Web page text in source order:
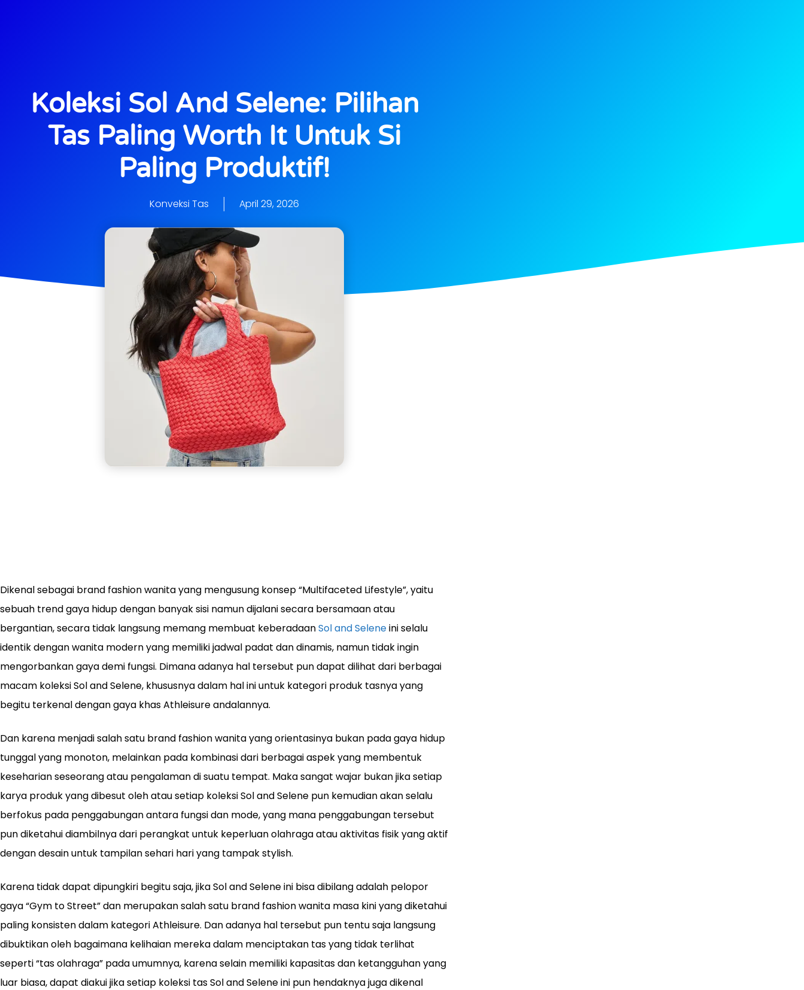
Koleksi Sol And Selene: Pilihan
Tas Paling Worth It Untuk Si
Paling Produktif!
Konveksi Tas April 29, 2026
Dikenal sebagai brand fashion wanita yang mengusung konsep “Multifaceted Lifestyle”, yaitu
sebuah trend gaya hidup dengan banyak sisi namun dijalani secara bersamaan atau
bergantian, secara tidak langsung memang membuat keberadaanSol and Seleneini selalu
identik dengan wanita modern yang memiliki jadwal padat dan dinamis, namun tidak ingin
mengorbankan gaya demi fungsi. Dimana adanya hal tersebut pun dapat dilihat dari berbagai
macam koleksi Sol and Selene, khususnya dalam hal ini untuk kategori produk tasnya yang
begitu terkenal dengan gaya khas Athleisure andalannya.
Dan karena menjadi salah satu brand fashion wanita yang orientasinya bukan pada gaya hidup
tunggal yang monoton, melainkan pada kombinasi dari berbagai aspek yang membentuk
keseharian seseorang atau pengalaman di suatu tempat. Maka sangat wajar bukan jika setiap
karya produk yang dibesut oleh atau setiap koleksi Sol and Selene pun kemudian akan selalu
berfokus pada penggabungan antara fungsi dan mode, yang mana penggabungan tersebut
pun diketahui diambilnya dari perangkat untuk keperluan olahraga atau aktivitas fisik yang aktif
dengan desain untuk tampilan sehari hari yang tampak stylish.
Karena tidak dapat dipungkiri begitu saja, jika Sol and Selene ini bisa dibilang adalah pelopor
gaya “Gym to Street” dan merupakan salah satu brand fashion wanita masa kini yang diketahui
paling konsisten dalam kategori Athleisure. Dan adanya hal tersebut pun tentu saja langsung
dibuktikan oleh bagaimana kelihaian mereka dalam menciptakan tas yang tidak terlihat
seperti “tas olahraga” pada umumnya, karena selain memiliki kapasitas dan ketangguhan yang
luar biasa, dapat diakui jika setiap koleksi tas Sol and Selene ini pun hendaknya juga dikenal